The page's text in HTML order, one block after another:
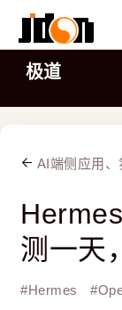
极道
AI端侧应用、
测一天
#Hermes #